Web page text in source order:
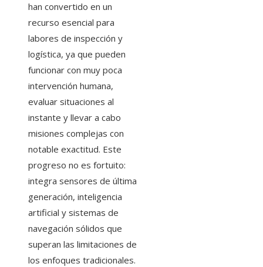
han convertido en un
recurso esencial para
labores de inspección y
logística, ya que pueden
funcionar con muy poca
intervención humana,
evaluar situaciones al
instante y llevar a cabo
misiones complejas con
notable exactitud. Este
progreso no es fortuito:
integra sensores de última
generación, inteligencia
artificial y sistemas de
navegación sólidos que
superan las limitaciones de
los enfoques tradicionales.